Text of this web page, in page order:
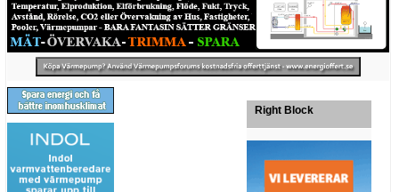
Right Block